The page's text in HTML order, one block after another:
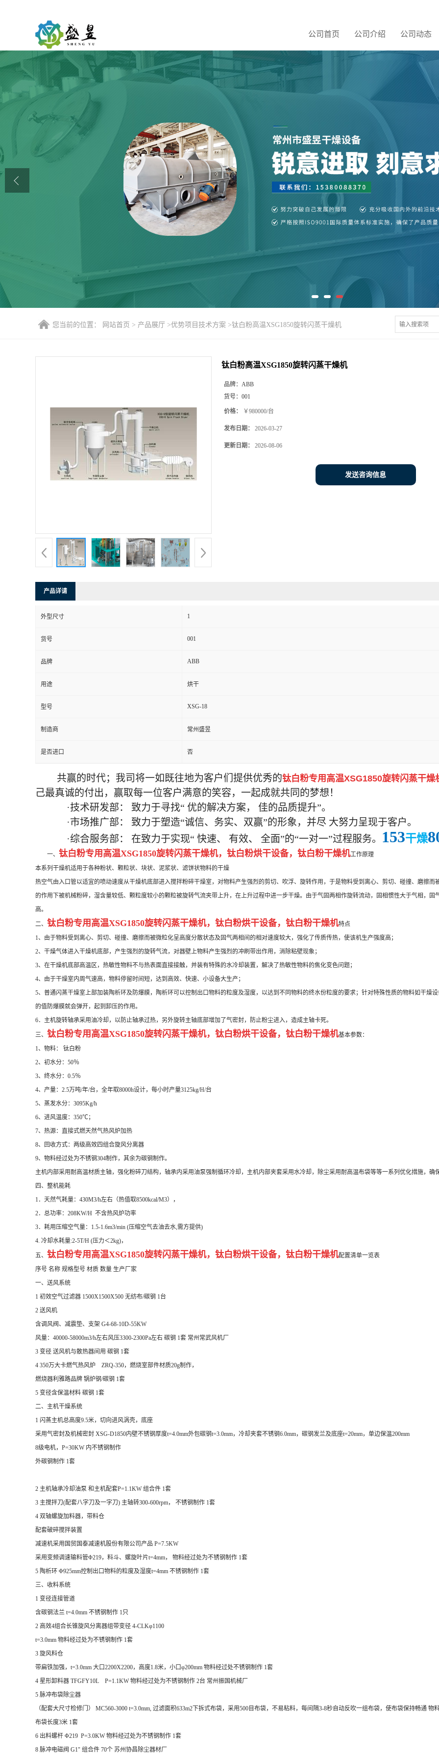
公司首页 公司介绍 公司动态
公司首页
公司介绍
公司动态
产品展厅
证书荣誉
联系方式
在线留言
您当前的位置： 网站首页 > 产品展厅 >优势项目技术方案 >钛白粉高温XSG1850旋转闪蒸干燥机
钛白粉高温XSG1850旋转闪蒸干燥机
品牌： ABB
货号： 001
价格： ￥980000/台
发布日期： 2026-03-27
更新日期： 2026-08-06
发送咨询信息
产品详请
外型尺寸 1
货号 001
品牌 ABB
用途 烘干
型号 XSG-18
制造商 常州盛昱
是否进口 否
共赢的时代；我司将一如既往地为客户们提供优秀的钛白粉专用高温XSG1850旋转闪蒸干燥
己最真诚的付出，赢取每一位客户满意的笑容，一起成就共同的梦想！
·技术研发部： 致力于寻找“ 优的解决方案，
佳的品质提升”。
·市场推广部： 致力于塑造“诚信、务实、双赢”的形象，并尽 大努力呈现于客户。
·综合服务部： 在致力于实现“ 快速、 有效、 全面”的“一对一”过程服务。 153干燥
一、 钛白粉专用高温XSG1850旋转闪蒸干燥机，钛白粉烘干设备， 钛白粉干燥机工作原理
本系列干燥机适用于各种粉状、颗粒状、块状、泥浆状、滤饼状物料的干燥
热空气由入口管以适宜的喷动速度从干燥机底部进入搅拌粉碎干燥室，对物料产生强烈的剪切、吹浮、旋转作用，于是物料受到离心、剪切、碰撞、磨擦
的作用下被机械粉碎，湿含量较低、颗粒度较小的颗粒被旋转气流夹带上升，在上升过程中进一步干燥。由于气固两相作旋转流动，固相惯性大于气相，
高。
二、 钛白粉专用高温XSG1850旋转闪蒸干燥机，钛白粉烘干设备， 钛白粉干燥机特点
1、由于物料受到离心、剪切、碰撞、磨擦而被微粒化呈高度分散状态及固气两相间的相对速度较大，强化了传质传热，使该机生产强度高；
2、干燥气体进入干燥机底部，产生强烈的旋转气流，对器壁上物料产生强烈的冲刷带出作用，消除粘壁现象；
3、在干燥机底部高温区，热敏性物料不与热表面直接接触，并装有特殊的水冷却装置，解决了热敏性物料的焦化变色问题；
4、由于干燥室内周气速高，物料停留时间短，达到高效、快速、小设备大生产；
5、普通闪蒸干燥室上部加装陶析环及防爆膜，陶析环可以控制出口物料的粒度及湿度，以达到不同物料的终水份粒度的要求；针对特殊性质的物料如干燥
的值防爆膜就会弹开，起到卸压的作用。
6．主机旋转轴承采用油冷却，以防止轴承过热，另外旋转主轴底部增加了气密封，防止粉尘进入，造成主轴卡死。
三、 钛白粉专用高温XSG1850旋转闪蒸干燥机，钛白粉烘干设备， 钛白粉干燥机基本参数：
1、物料： 钛白粉
2、初水分：50％
3、终水分：0.5％
4、产量：2.5万吨/年/台，全年取8000h设计，每小时产量3125kg/H/台
5、蒸发水分：3095Kg/h
6、进风温度：350℃；
7、热源：直接式燃天然气热风炉加热
8、回收方式：两级高效四组合旋风分离器
9、物料经过处为不锈钢304制作，其余为碳钢制作。
主机内部采用耐高温材质主轴，强化粉碎刀结构，轴承内采用油泵强制循环冷却，主机内部夹套采用水冷却，除尘采用耐高温布袋等等一系列优化措施，确
四、整机能耗
1．天然气耗量：430M3/h左右（热值取8500kcal/M3），
2．总功率：208KW/H 不含热风炉功率
3．耗用压缩空气量：1.5-1.6m3/min (压缩空气去油去水,需方提供)
4. 冷却水耗量:2-5T/H (压力＜2kg)，
五、 钛白粉专用高温XSG1850旋转闪蒸干燥机，钛白粉烘干设备， 钛白粉干燥机配置清单一览表
序号 名称 规格型号 材质 数量 生产厂家
一、送风系统
1 初效空气过滤器 1500X1500X500 无纺布/碳钢 1台
2 送风机
含调风阀、减震垫、支架 G4-68-10D-55KW
风量：40000-58000m3/h左右风压3300-2300Pa左右 碳钢 1套 常州常武风机厂
3 变径 送风机与散热器间用 碳钢 1套
4 350万大卡燃气热风炉 ZRQ-350，燃烧室部件材质20g制作，
燃烧器利雅路品牌 锅炉钢/碳钢 1套
5 变径含保温材料 碳钢 1套
二、主机干燥系统
1 闪蒸主机总高度9.5米，切向进风涡壳，底座
采用气密封及机械密封 XSG-D1850内壁不锈钢厚度t=4.0mm外包碳钢t=3.0mm，冷却夹套不锈钢6.0mm，碳钢发兰及底座t=20mm，单边保温200mm
8级电机，P=30KW 内不锈钢制作
外碳钢制作 1套
2 主机轴承冷却油泵 和主机配套P=1.1KW 组合件 1套
3 主搅拌刀(配套八字刀及一字刀) 主轴转300-600rpm， 不锈钢制作 1套
4 双轴螺旋加料器，带料仓
配套破碎搅拌装置
减速机采用国贸国泰减速机股份有限公司产品 P=7.5KW
采用变频调速输料管Φ219，料斗、螺旋叶片t=4mm， 物料经过处为不锈钢制作 1套
5 陶析环 Φ925mm控制出口物料的粒度及湿度t=4mm 不锈钢制作 1套
三、收料系统
1 变径连接管道
含碳钢法兰 t=4.0mm 不锈钢制作 1只
2 高效4组合长锥旋风分离器组带变径 4-CLKφ1100
t=3.0mm 物料经过处为不锈钢制作 1套
3 旋风料仓
带扁铁加强，t=3.0mm 大口2200X2200，高度1.8米，小口φ200mm 物料经过处不锈钢制作 1套
4 星形卸料器 TFGFY10L P=1.1KW 物料经过处为不锈钢制作 2台 常州振国机械厂
5 脉冲布袋除尘器
（配套大尺寸检修门） MC560-3000 t=3.0mm, 过滤面积633m2下拆式布袋，采用500目布袋，不易粘料，每间隔3-8秒自动反吹一组布袋，使布袋保持畅通 物
布袋长度3米 1套
6 出料螺杆 Φ219 P=3.0KW 物料经过处为不锈钢制作 1套
8 脉冲电磁阀 G1" 组合件 70个 苏州协昌除尘器材厂